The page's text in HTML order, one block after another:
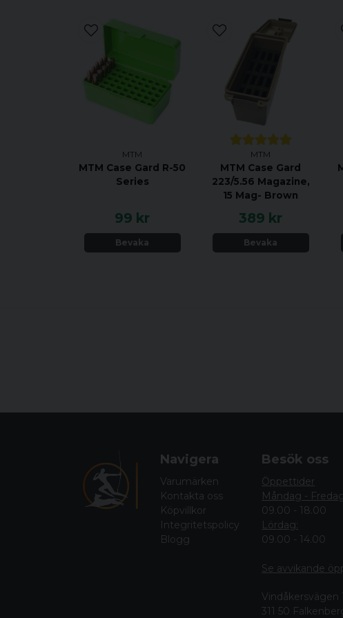
MTM
MTM Case Gard R-50
Series
99 kr
Bevaka
MTM
MTM Case Gard
223/5.56 Magazine,
15 Mag- Brown
389 kr
Bevaka
Navigera
Varumärken
Kontakta oss
Köpvillkor
Integritetspolicy
Blogg
Besök oss
Öppettider
Måndag -
09.00 - 18.00
Lördag:
09.00 - 14.00
Se avvikande
Vindåkersvägen
311 50